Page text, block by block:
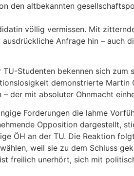
den altbekannten
völlig vermissen. Mit
Anfrage hin – auch
Studenten bekennen sich zum
demonstrierte Martin
der mit absoluter Ohnmacht
Forderungen die lahme
Opposition dargestellt,
ÖH an der TU. Die Reaktion
weil sie zu dem Schluss
freilich unerhört, sich mit